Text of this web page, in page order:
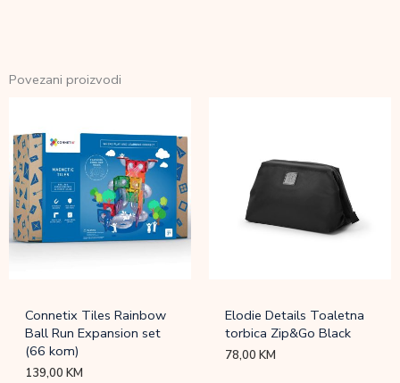
Povezani proizvodi
Connetix Tiles Rainbow
Ball Run Expansion set
(66 kom)
139,00KM
Elodie Details Toaletna
torbica Zip&Go Black
78,00KM